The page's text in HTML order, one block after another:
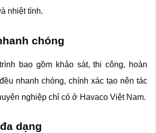
nhiệt tình.
chóng
bao gồm khảo sát, thi công, hoàn
nhanh chóng, chính xác tạo nên tác
nghiệp chỉ có ở Havaco Việt Nam.
dạng